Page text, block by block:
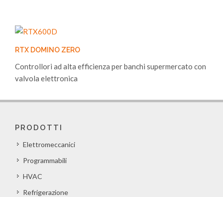
RTX DOMINO ZERO
Controllori ad alta efficienza per banchi supermercato con
valvola elettronica
PRODOTTI
Elettromeccanici
Programmabili
HVAC
Refrigerazione